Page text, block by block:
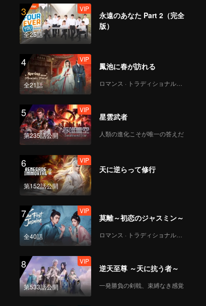
229
231
VIP
233
VIP
234
VIP
235
VIP
237
VIP
238
239
VIP
240
3
全25話
VIP
永遠のあなた Part 2（完全
版）
4
全21話
VIP
鳳池に春が訪れる
ロマンス · トラディショナル・コスチューム
5
第235話公開
VIP
星雲武者
人類の進化こそが唯一の答えだ
6
第152話公開
VIP
天に逆らって修行
7
全40話
VIP
莫離～初恋のジャスミン～
ロマンス · トラディショナル・コスチューム
8
第533話公開
VIP
逆天至尊 ～天に抗う者～
一発勝負の剣戟、束縛なき感覚